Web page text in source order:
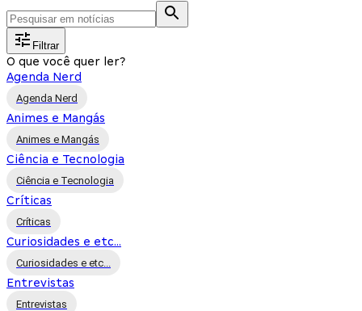
Filtrar
O que você quer ler?
Agenda Nerd
Agenda Nerd
Animes e Mangás
Animes e Mangás
Ciência e Tecnologia
Ciência e Tecnologia
Críticas
Críticas
Curiosidades e etc...
Curiosidades e etc...
Entrevistas
Entrevistas